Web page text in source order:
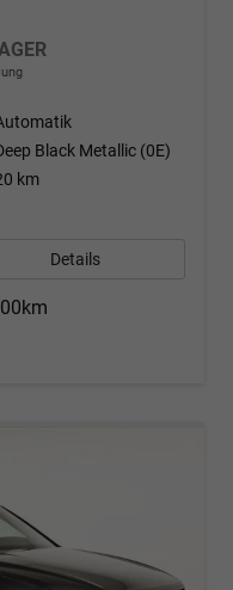
Black Metallic (0E)
km
Details